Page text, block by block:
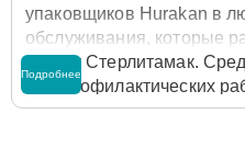
упаковщиков Hurakan в
обслуживания, которые
городу Стерлитамак.
или профилактических
рублей, однако цены на
Подробнее